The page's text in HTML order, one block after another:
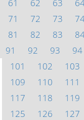
61
62 63
71
72 73
81
82 83
91
92 93 94
101
102 103
109
110 111
117
118 119
125
126 127